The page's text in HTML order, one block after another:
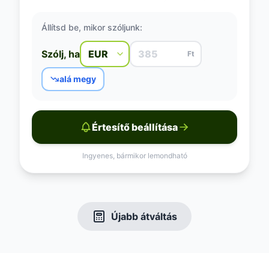
Állítsd be, mikor szóljunk:
Szólj, ha Ft
alá megy
Értesítő beállítása
Ingyenes, bármikor lemondható
Újabb átváltás